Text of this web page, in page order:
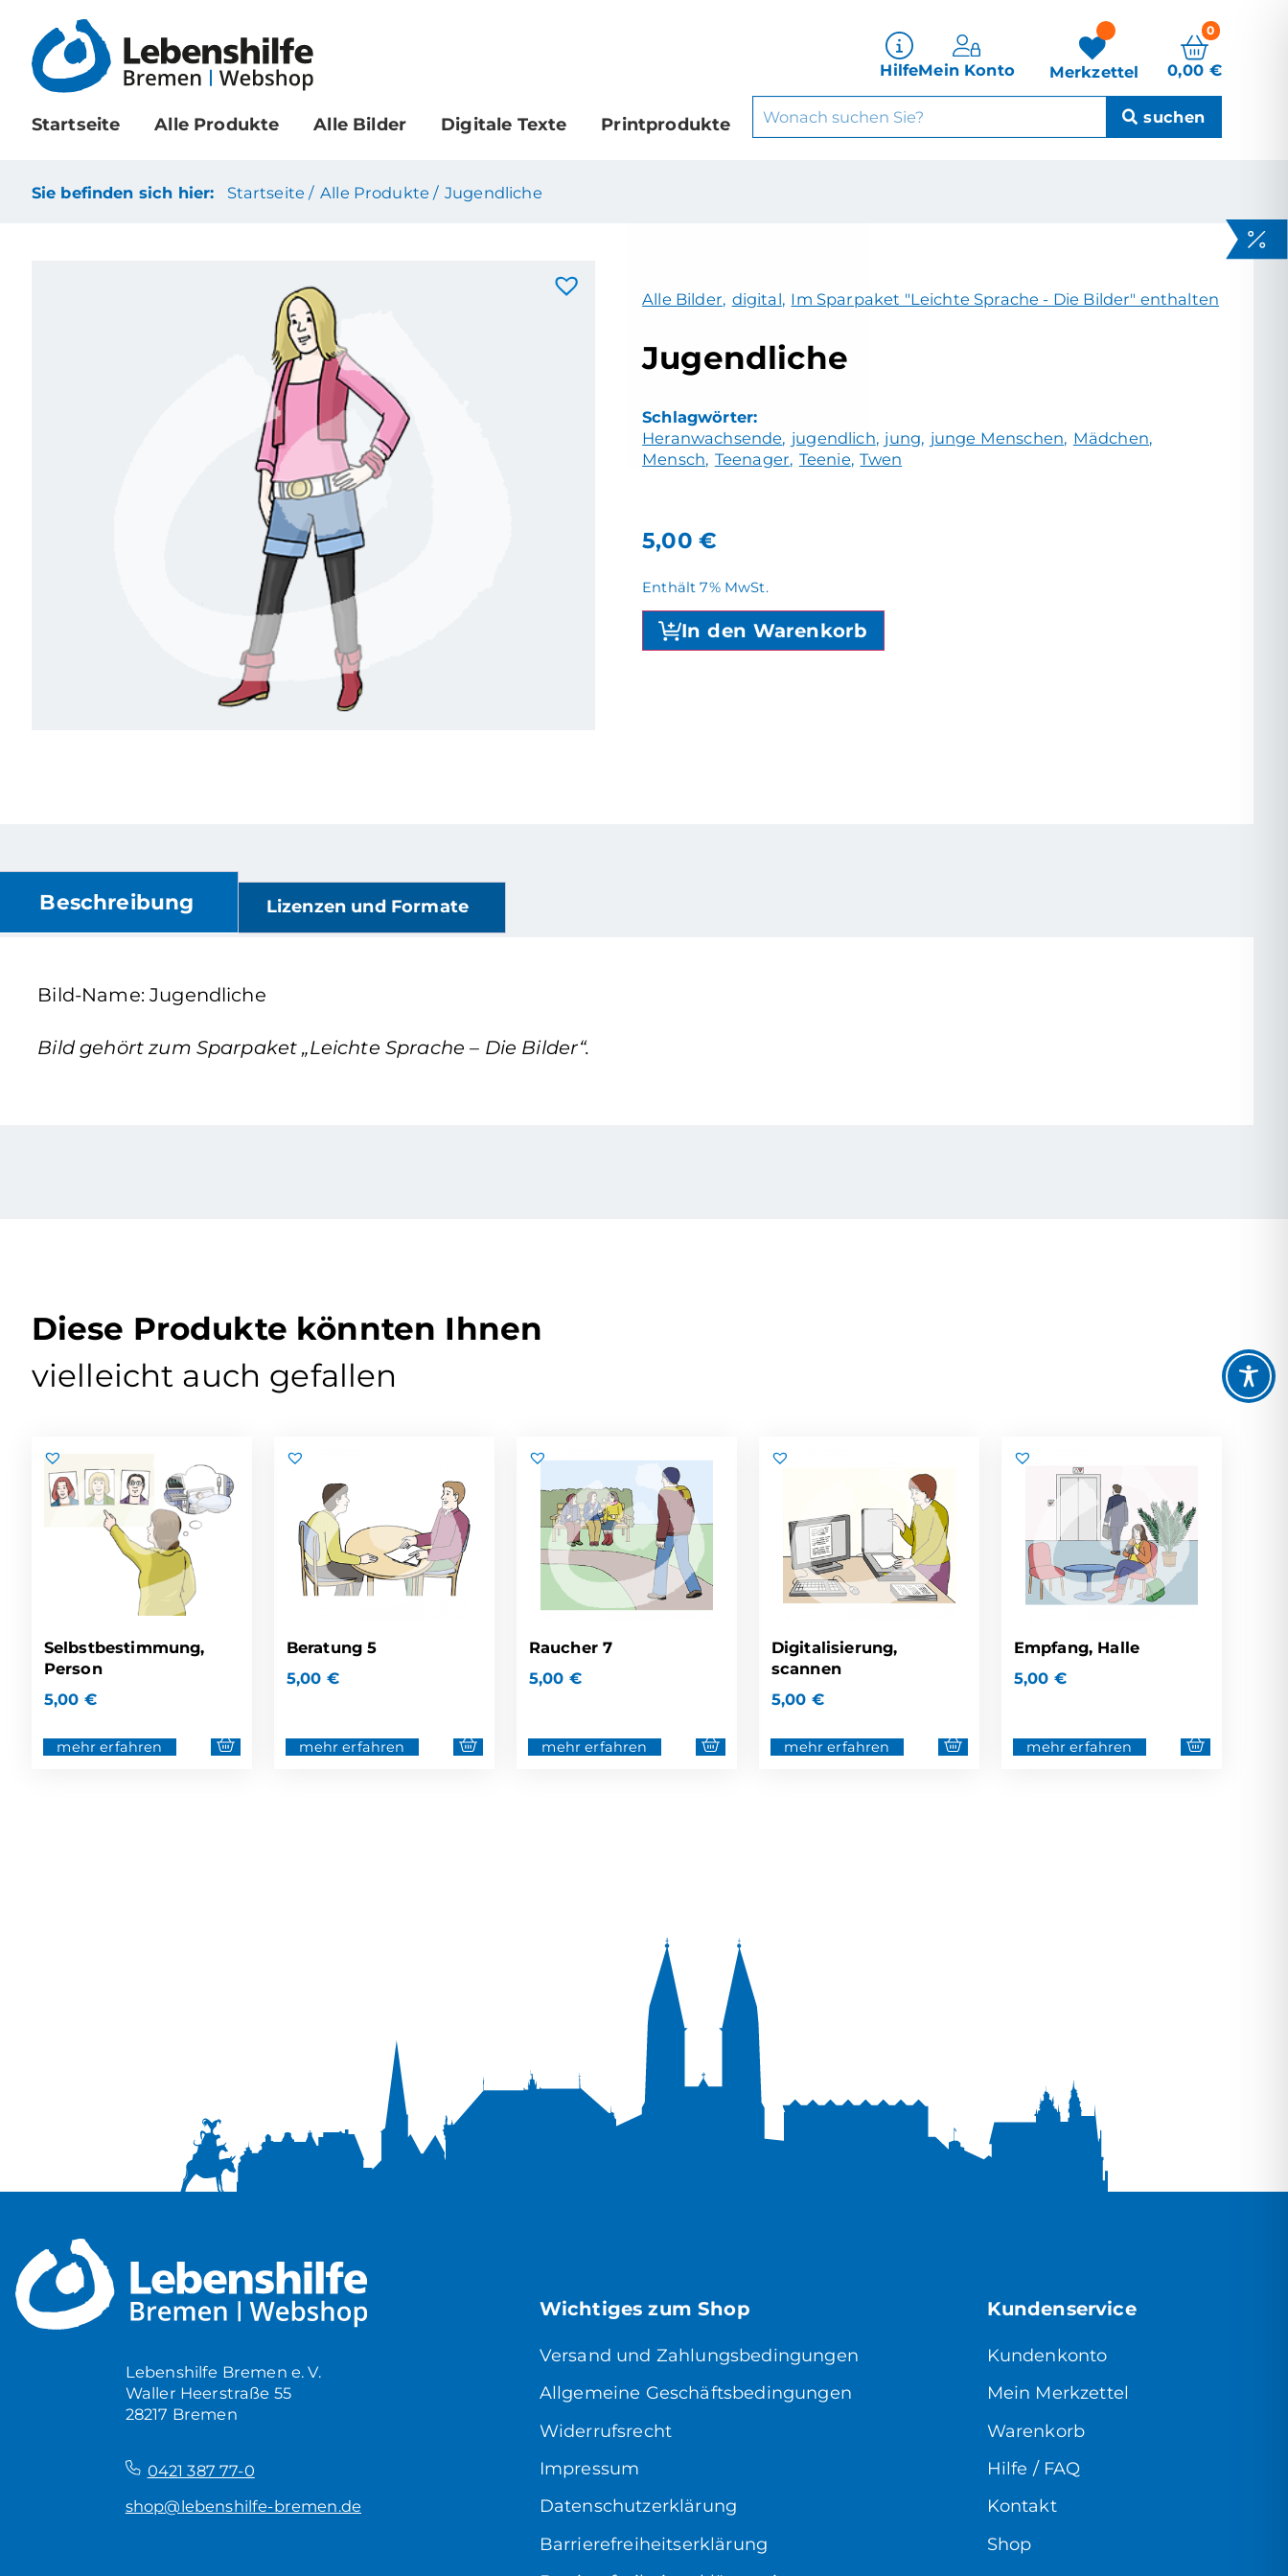
HilfeMein Konto Merkzettel 0,00 €
0
Startseite Alle Produkte Alle Bilder Digitale Texte Printprodukte
Sie befinden sich hier: Startseite / Alle Produkte / Jugendliche
Alle Bilder, digital, Im Sparpaket "Leichte Sprache - Die Bilder" enthalten
Jugendliche
Heranwachsende jugendlich jung junge Menschen Mädchen
Mensch Teenager Teenie Twen
5,00 €
Enthält 7% MwSt.
In den Warenkorb
Beschreibung Lizenzen und Formate
Bild-Name: Jugendliche
Bild gehört zum Sparpaket „Leichte Sprache – Die Bilder“.
Diese Produkte könnten Ihnen
vielleicht auch gefallen
Selbstbestimmung,
Person
5,00 €
mehr erfahren
Beratung 5
5,00 €
mehr erfahren
Raucher 7
5,00 €
mehr erfahren
Digitalisierung,
scannen
5,00 €
mehr erfahren
Empfang, Halle
5,00 €
mehr erfahren
Lebenshilfe Bremen e. V.
Waller Heerstraße 55
28217 Bremen
0421 387 77-0
shop@lebenshilfe-bremen.de
Wichtiges zum Shop
Versand und Zahlungsbedingungen
Allgemeine Geschäftsbedingungen
Widerrufsrecht
Impressum
Datenschutzerklärung
Barrierefreiheitserklärung
Kundenservice
Kundenkonto
Mein Merkzettel
Warenkorb
Hilfe / FAQ
Kontakt
Shop